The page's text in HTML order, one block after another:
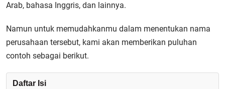
Arab, bahasa Inggris, dan lainnya.
Namun untuk memudahkanmu dalam menentukan nama
perusahaan tersebut, kami akan memberikan puluhan
contoh sebagai berikut.
Daftar Isi